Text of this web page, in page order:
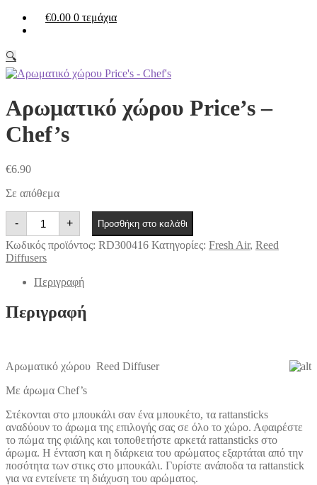
€0.00 0 τεμάχια
🔍
Αρωματικό χώρου Price’s –
Chef’s
€6.90
Σε απόθεμα
-
Αρωματικό
χώρου
Price's
-
Chef's
+ Προσθήκη στο καλάθι
Κωδικός προϊόντος: RD300416 Κατηγορίες: Fresh Air, Reed
Diffusers
Περιγραφή
Περιγραφή
Αρωματικό χώρου Reed Diffuser
Mε άρωμα Chef’s
Στέκονται στο μπουκάλι σαν ένα μπουκέτο, τα rattansticks
αναδύουν το άρωμα της επιλογής σας σε όλο το χώρο. Αφαιρέστε
το πώμα της φιάλης και τοποθετήστε αρκετά rattansticks στο
άρωμα. Η ένταση και η διάρκεια του αρώματος εξαρτάται από την
ποσότητα των στικς στο μπουκάλι. Γυρίστε ανάποδα τα rattanstick
για να εντείνετε τη διάχυση του αρώματος.